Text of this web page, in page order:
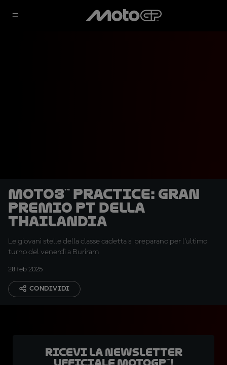
Moto3™ Practice: Gran
Premio PT della
Thailandia
Le giovani stelle della classe cadetta si preparano per l’ultimo
turno del venerdì a Buriram
28 feb 2025
CONDIVIDI
Ricevi la newsletter